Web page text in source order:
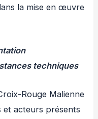
la mise en œuvre
techniques
Rouge Malienne
et acteurs présents